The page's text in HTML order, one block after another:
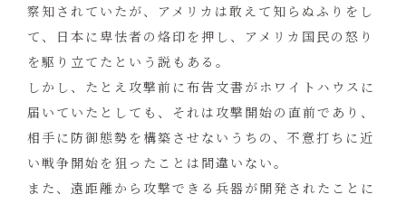
察知されていたが、アメリカは敢えて知らぬふりをし
て、日本に卑怯者の烙印を押し、アメリカ国民の怒り
を駆り立てたという説もある。
しかし、たとえ攻撃前に布告文書がホワイトハウスに
届いていたとしても、それは攻撃開始の直前であり、
相手に防御態勢を構築させないうちの、不意打ちに近
い戦争開始を狙ったことは間違いない。
また、遠距離から攻撃できる兵器が開発されたことに